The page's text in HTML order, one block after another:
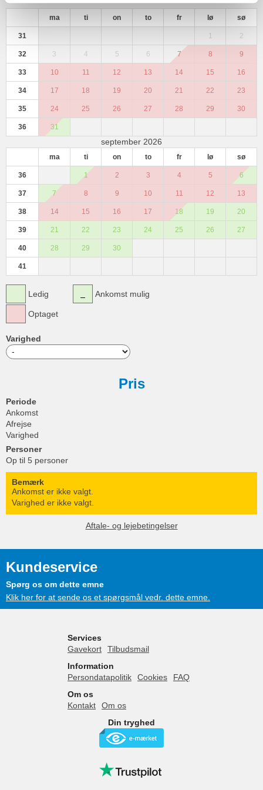
ma ti on to fr lø sø
31 1 2
32 3 4 5 6 7 8 9
33 10 11 12 13 14 15 16
34 17 18 19 20 21 22 23
35 24 25 26 27 28 29 30
36 31
september 2026
ma ti on to fr lø sø
36 1 2 3 4 5 6
37 7 8 9 10 11 12 13
38 14 15 16 17 18 19 20
39 21 22 23 24 25 26 27
40 28 29 30
41
Ledig
Optaget
Ankomst mulig
Varighed
Pris
Periode
Ankomst
Afrejse
Varighed
Personer
Op til 5 personer
Bemærk
Ankomst er ikke valgt.
Varighed er ikke valgt.
Aftale- og lejebetingelser
Kundeservice
Spørg os om dette emne
Klik her for at sende os et spørgsmål vedr. dette emne.
Services
Gavekort
Tilbudsmail
Information
Persondatapolitik
Cookies
FAQ
Om os
Kontakt
Om os
Din tryghed